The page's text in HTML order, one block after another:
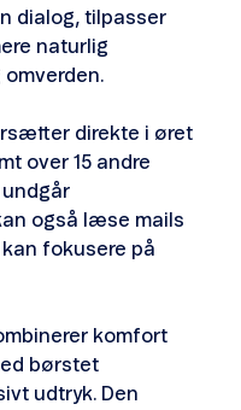
dialog, tilpasser
naturlig
omverden.
direkte i øret
over 15 andre
undgår
også læse mails
fokusere på
komfort
børstet
udtryk. Den